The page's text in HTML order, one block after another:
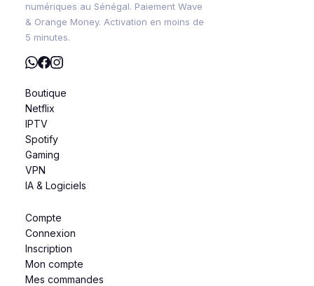
numériques au Sénégal. Paiement Wave
& Orange Money. Activation en moins de
5 minutes.
Boutique
Netflix
IPTV
Spotify
Gaming
VPN
IA & Logiciels
Compte
Connexion
Inscription
Mon compte
Mes commandes